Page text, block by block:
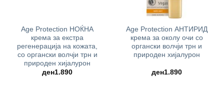
Age Protection НОЌНА
крема за екстра
регенерација на кожата,
со органски волчји трн и
природен хијалурон
ден1.890
Age Protection АНТИРИД
крема за околу очи со
органски волчји трн и
природен хијалурон
ден1.890